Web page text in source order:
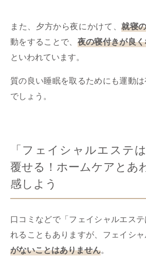
また、夕方から夜にかけて、就寝
動をすることで、 夜の寝付きが良
といわれています。
質の良い睡眠を取るためにも運動
でしょう。
「フェイシャルエステ
覆せる！ホームケアとあ
感しよう
口コミなどで「フェイシャルエス
れることもありますが、フェイシ
がないことはありません。